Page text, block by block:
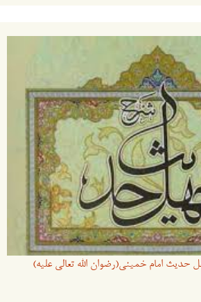
امام خمینی(رضوان الله تعالی علیه)